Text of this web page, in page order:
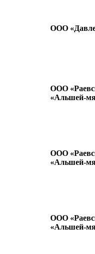
ООО
ООО
«Альшей-
ООО
«Альшей-
ООО
«Альшей-